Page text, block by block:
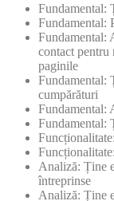
Fundamental:
Fundamental:
Fundamental:
contact pentru
paginile
Fundamental:
cumpărături
Fundamental:
Fundamental:
Analiză: Ține
întreprinse
Analiză: Ține